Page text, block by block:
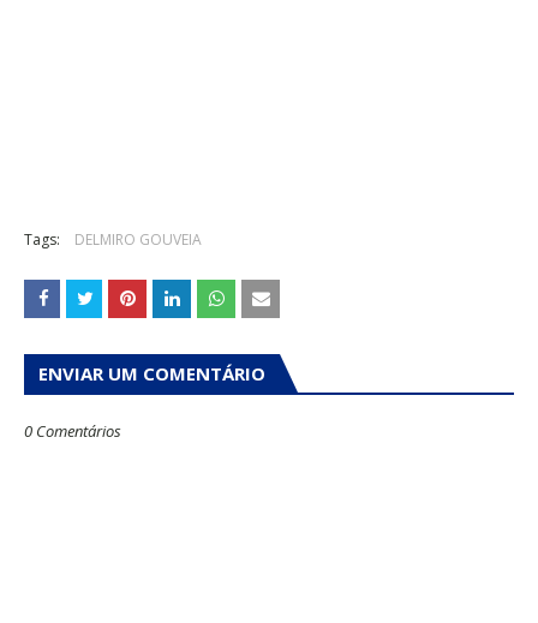
Tags: DELMIRO GOUVEIA
ENVIAR UM COMENTÁRIO
0 Comentários